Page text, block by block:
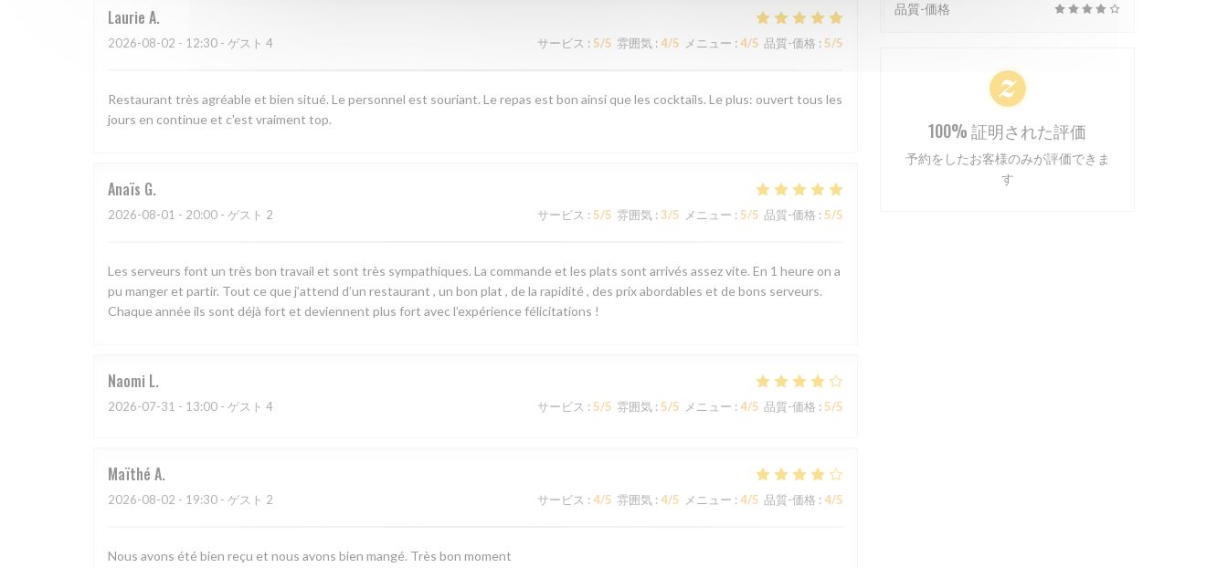
Laurie A
2026-08-02 - 12:30 - ゲスト 4 サービス : 5/5 雰囲気 : 4/5 メニュー : 4/5 品質-価格 : 5/5
Restaurant très agréable et bien situé. Le personnel est souriant. Le repas est bon ainsi que les cocktails. Le plus: ouvert tous les
jours en continue et c'est vraiment top.
Anaïs G
2026-08-01 - 20:00 - ゲスト 2 サービス : 5/5 雰囲気 : 3/5 メニュー : 5/5 品質-価格 : 5/5
Les serveurs font un très bon travail et sont très sympathiques. La commande et les plats sont arrivés assez vite. En 1 heure on a
pu manger et partir. Tout ce que j’attend d’un restaurant , un bon plat , de la rapidité , des prix abordables et de bons serveurs.
Chaque année ils sont déjà fort et deviennent plus fort avec l’expérience félicitations !
Naomi L
2026-07-31 - 13:00 - ゲスト 4 サービス : 5/5 雰囲気 : 5/5 メニュー : 4/5 品質-価格 : 5/5
Maïthé A
2026-08-02 - 19:30 - ゲスト 2 サービス : 4/5 雰囲気 : 4/5 メニュー : 4/5 品質-価格 : 4/5
Nous avons été bien reçu et nous avons bien mangé. Très bon moment
品質-価格
100% 証明された評価
予約をしたお客様のみが評価できま
す